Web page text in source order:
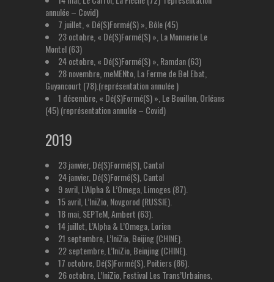
annulée – Covid)
7 juillet, « Dé(S)Formé(S) », Bôle (45)
23 octobre, « Dé(S)Formé(S) », La Monnerie Le
Montel (63)
24 octobre, « Dé(S)Formé(S) », Ramdan (63)
28 novembre, meMENto, La Ferme de Bel Ebat,
Guyancourt (78).(représentation annulée )
1 décembre, « Dé(S)Formé(S) », Le Bouillon, Orléans
(45) (représentation annulée – Covid)
2019
23 janvier, Dé(S)Formé(S), Cantal
24 janvier, Dé(S)Formé(S), Cantal
9 avril, L’Alpha & L’Omega, Limoges (87).
15 avril, L’IniZio, Novgorod (RUSSIE).
18 mai, SEPTeM, Ambert (63).
14 juillet, L’Alpha & L’Omega, Lorien
21 septembre, L’IniZio, Beijing (CHINE).
22 septembre, L’IniZio, Beinjing (CHINE).
17 octobre, Dé(S)Formé(S), Poitiers (86).
26 octobre, L’IniZio, Festival Les Trans’Urbaines,